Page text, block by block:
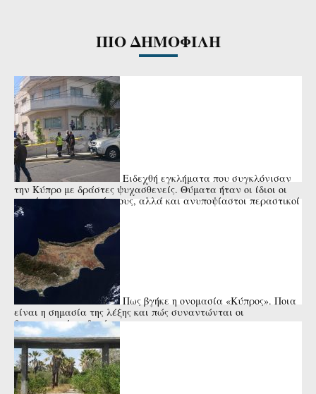
ΠΙΟ ΔΗΜΟΦΙΛΗ
Ειδεχθή εγκλήματα που συγκλόνισαν
την Κύπρο με δράστες ψυχασθενείς. Θύματα ήταν οι ίδιοι οι
γονείς ή οι συγγενείς τους, αλλά και ανυποψίαστοι περαστικοί
ή μικρά ...
Πως βγήκε η ονομασία «Κύπρος». Ποια
είναι η σημασία της λέξης και πώς συναντώνται οι
διαφορετικές εκδοχές